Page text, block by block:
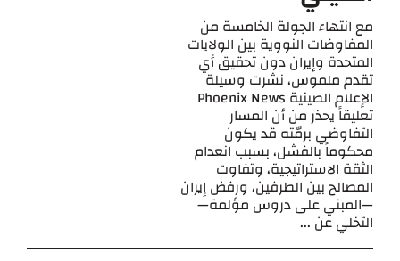
مع انتهاء الجولة الخامسة من
المفاوضات النووية بين الولايات
المتحدة وإيران دون تحقيق أي
تقدم ملموس، نشرت وسيلة
الإعلام الصينية Phoenix News
تعليقاً يحذر من أن المسار
التفاوضي برمّته قد يكون
محكوماً بالفشل، بسبب انعدام
الثقة الاستراتيجية، وتفاوت
المصالح بين الطرفين، ورفض إيران
—المبني على دروس مؤلمة—
التخلي عن ...